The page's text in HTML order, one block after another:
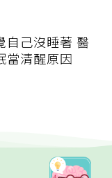
自己沒睡著 醫
當清醒原因